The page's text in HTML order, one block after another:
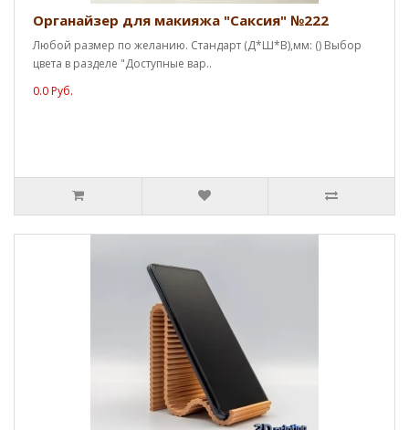
Органайзер для макияжа "Саксия" №222
Любой размер по желанию. Стандарт (Д*Ш*В),мм: () Выбор
цвета в разделе "Доступные вар..
0.0 Руб.